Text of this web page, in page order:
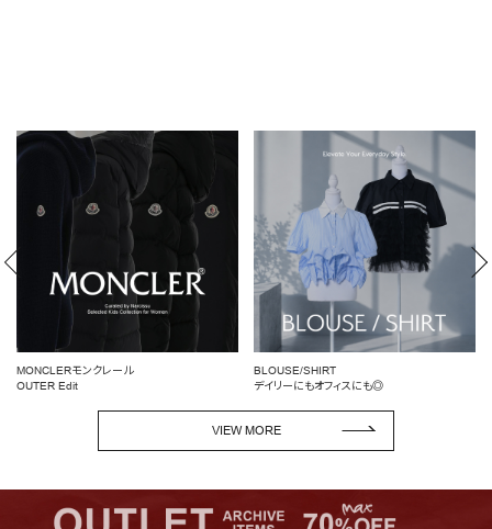
BLOUSE/SHIRT
デイリーにもオフィスにも◎
女性らしいシルエットを引き立てる
ペプラムトップス
VIEW MORE